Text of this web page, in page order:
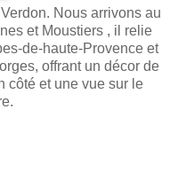
Nous arrivons au
et Moustiers , il relie
de-haute-Provence et
offrant un décor de
côté et une vue sur le